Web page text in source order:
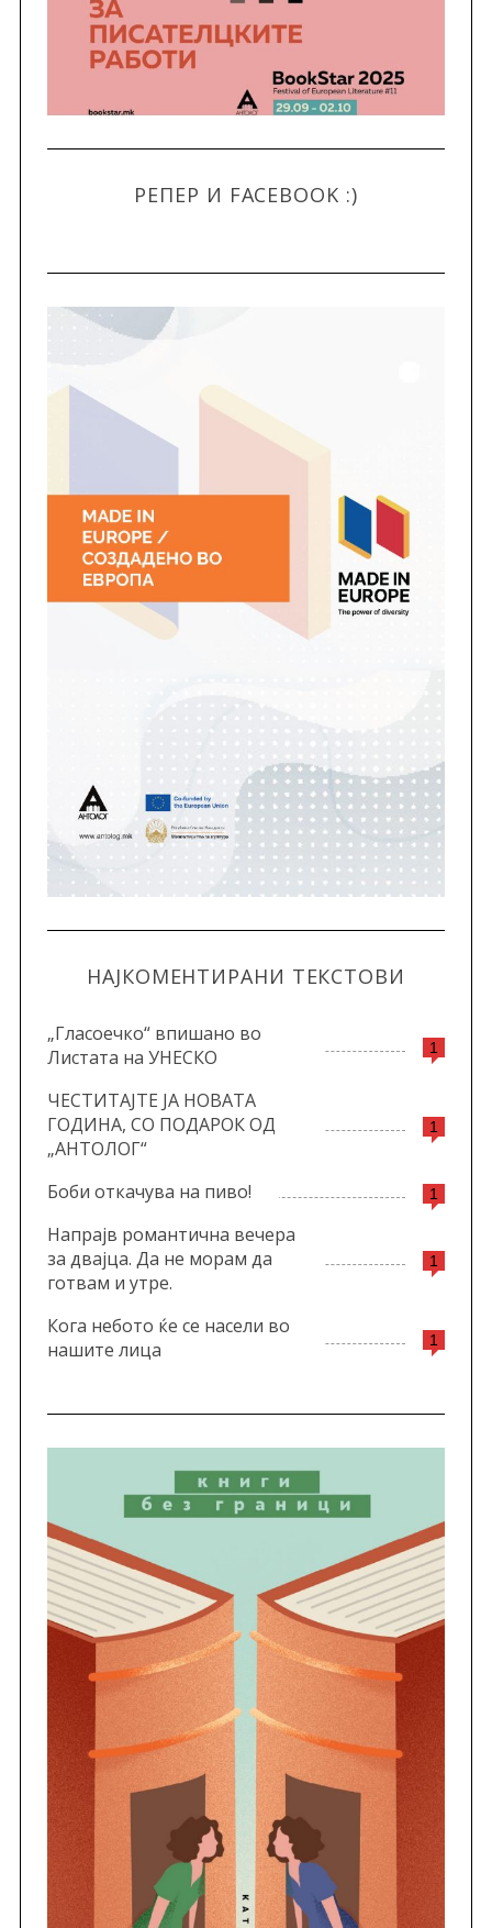
РЕПЕР И FACEBOOK :)
НАЈКОМЕНТИРАНИ ТЕКСТОВИ
1
„Гласоечко“ впишано во
Листата на УНЕСКО
1
ЧЕСТИТАЈТЕ ЈА НОВАТА
ГОДИНА, СО ПОДАРОК ОД
„АНТОЛОГ“
1
Боби откачува на пиво!
1
Напрајв романтична вечера
за двајца. Да не морам да
готвам и утре.
1
Кога небото ќе се насели во
нашите лица